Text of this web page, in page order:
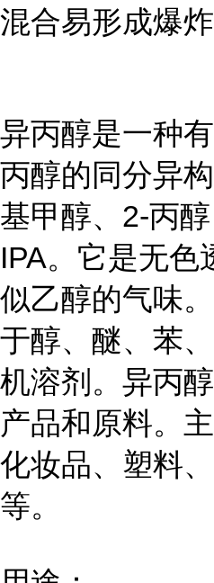
混合易形成爆炸
异丙醇是一种
丙醇的同分异
基甲醇、 2-丙
IPA。它是无色
似乙醇的气味
于醇、醚、苯
机溶剂。异丙
产品和原料。
化妆品、塑料
等。